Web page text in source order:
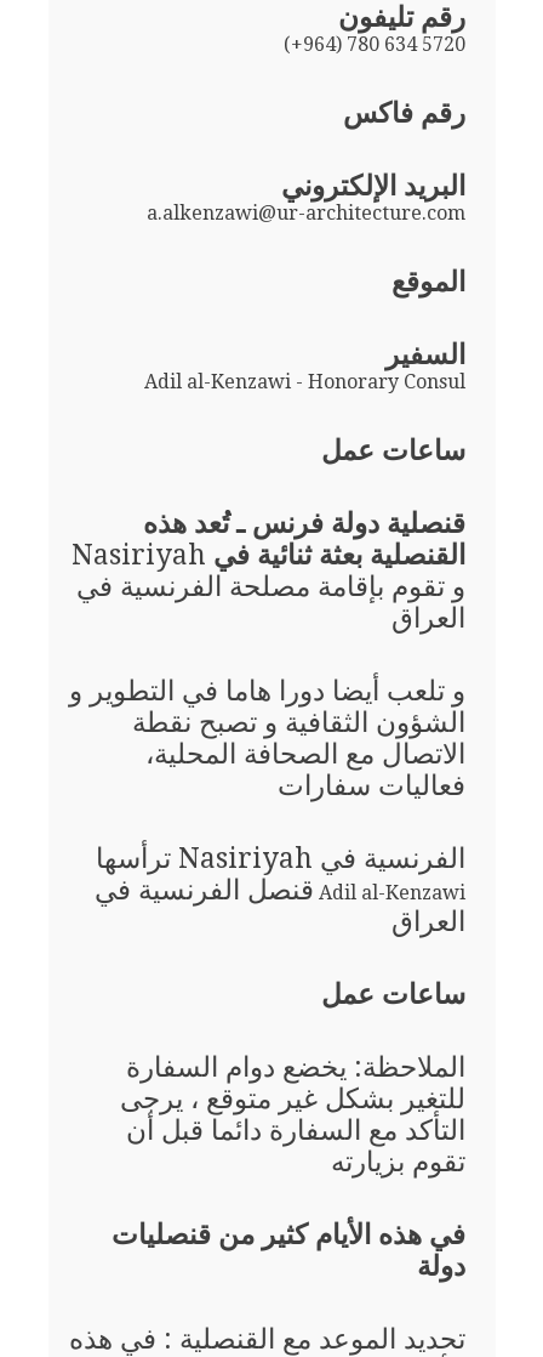
رقم تليفون
(+964) 780 634 5720
رقم فاكس
البريد الإلكتروني
a.alkenzawi@ur-architecture.com
الموقع
السفير
Adil al-Kenzawi - Honorary Consul
ساعات عمل
قنصلية دولة فرنس ـ تُعد هذه
القنصلية بعثة ثنائية في Nasiriyah
و تقوم بإقامة مصلحة الفرنسية في
العراق
و تلعب أيضا دورا هاما في التطوير و
الشؤون الثقافية و تصبح نقطة
الاتصال مع الصحافة المحلية،
فعاليات سفارات
الفرنسية في Nasiriyah ترأسها
Adil al-Kenzawi قنصل الفرنسية في
العراق
ساعات عمل
الملاحظة: يخضع دوام السفارة
للتغير بشكل غير متوقع ، يرجى
التأكد مع السفارة دائما قبل أن
تقوم بزيارته
في هذه الأيام كثير من قنصليات
دولة
تحديد الموعد مع القنصلية : في هذه